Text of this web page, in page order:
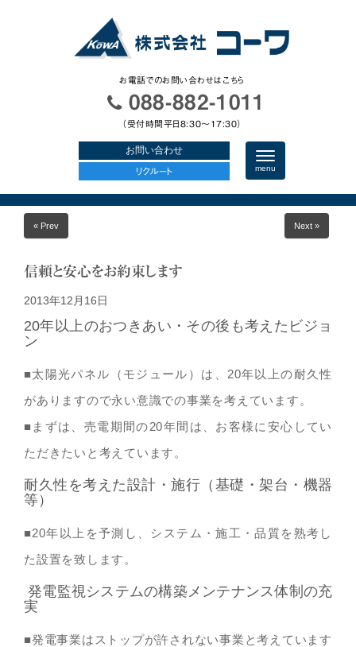
お電話でのお問い合わせはこちら
088-882-1011
（受付時間平日8:30〜17:30）
お問い合わせ
リクルート
N
a
v
i
g
menu
« Prev Next »
信頼と安心をお約束します
2013年12月16日
20年以上のおつきあい・その後も考えたビジョ
ン
■太陽光パネル（モジュール）は、20年以上の耐久性
がありますので永い意識での事業を考えています。
■まずは、売電期間の20年間は、お客様に安心してい
ただきたいと考えています。
耐久性を考えた設計・施行（基礎・架台・機器
等）
■20年以上を予測し、システム・施工・品質を熟考し
た設置を致します。
発電監視システムの構築メンテナンス体制の充
実
■発電事業はストップが許されない事業と考えています